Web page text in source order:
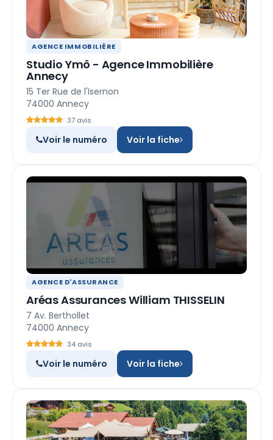
AGENCE IMMOBILIÈRE
Studio Ymô - Agence Immobilière
Annecy
15 Ter Rue de l'Isernon
74000 Annecy
37 avis
Voir le numéro Voir la fiche
AGENCE D'ASSURANCE
Aréas Assurances William THISSELIN
7 Av. Berthollet
74000 Annecy
34 avis
Voir le numéro Voir la fiche